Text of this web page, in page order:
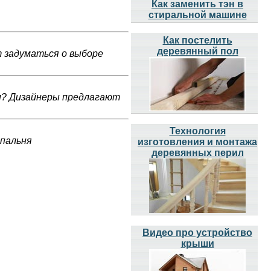
задуматься о выборе
Дизайнеры предлагают
Как заменить тэн в
стиральной машине
Как постелить
деревянный пол
Технология
изготовления и монтажа
деревянных перил
Видео про устройство
крыши